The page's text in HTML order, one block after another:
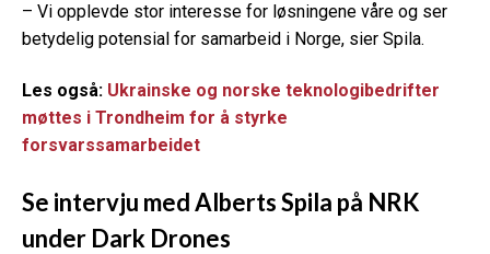
– Vi opplevde stor interesse for løsningene våre og ser
betydelig potensial for samarbeid i Norge, sier Spila.
Les også: Ukrainske og norske teknologibedrifter
møttes i Trondheim for å styrke
forsvarssamarbeidet
Se intervju med Alberts Spila på NRK
under Dark Drones